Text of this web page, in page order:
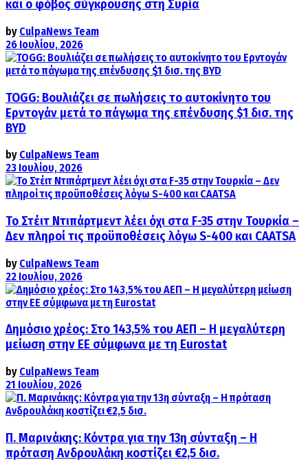
και ο φόβος σύγκρουσης στη Συρία
by CulpaNews Team
26 Ιουλίου, 2026
TOGG: Βουλιάζει σε πωλήσεις το αυτοκίνητο του
Ερντογάν μετά το πάγωμα της επένδυσης $1 δισ. της
BYD
by CulpaNews Team
23 Ιουλίου, 2026
Το Στέιτ Ντιπάρτμεντ λέει όχι στα F-35 στην Τουρκία –
Δεν πληροί τις προϋποθέσεις λόγω S-400 και CAATSA
by CulpaNews Team
22 Ιουλίου, 2026
Δημόσιο χρέος: Στο 143,5% του ΑΕΠ – Η μεγαλύτερη
μείωση στην ΕΕ σύμφωνα με τη Eurostat
by CulpaNews Team
21 Ιουλίου, 2026
Π. Μαρινάκης: Κόντρα για την 13η σύνταξη – Η
πρόταση Ανδρουλάκη κοστίζει €2,5 δισ.